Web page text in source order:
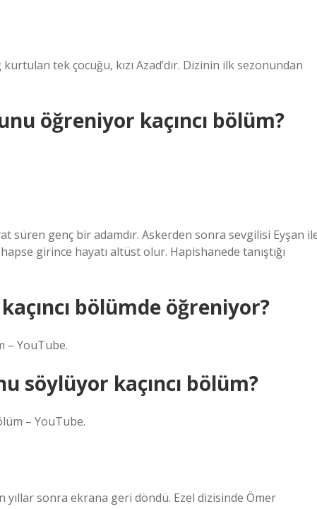
tek çocuğu, kızı Azad’dır. Dizinin ilk sezonundan
öğreniyor kaçıncı bölüm?
süren genç bir adamdır. Askerden sonra sevgilisi Eyşan
girince hayatı altüst olur. Hapishanede tanıştığı
bölümde öğreniyor?
– YouTube.
söylüyor kaçıncı bölüm?
– YouTube.
yıllar sonra ekrana geri döndü. Ezel dizisinde Ömer